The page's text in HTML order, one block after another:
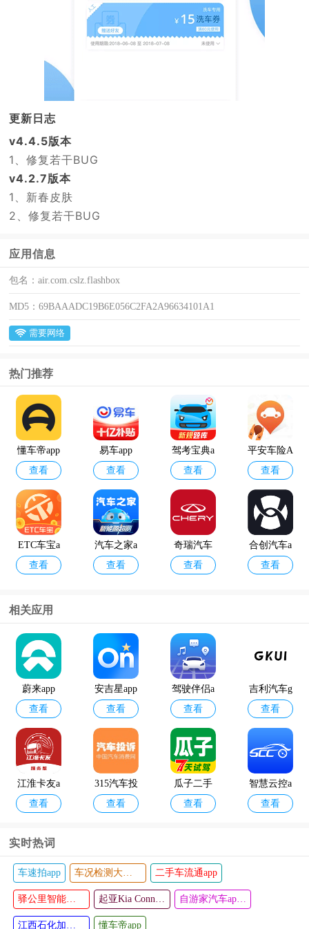
更新日志
v4.4.5版本
1、修复若干BUG
v4.2.7版本
1、新春皮肤
2、修复若干BUG
应用信息
包名：air.com.cslz.flashbox
MD5：69BAAADC19B6E056C2FA2A96634101A1
需要网络
热门推荐
懂车帝app
官方正版
查看
易车app
查看
驾考宝典a
pp官方版
查看
平安车险A
PP官方版
查看
ETC车宝a
pp
查看
汽车之家a
pp2024最
查看
奇瑞汽车
官方版app
查看
合创汽车a
pp
查看
车行易app
查看
pp
查看
相关应用
蔚来app
查看
安吉星app
最新版本
查看
驾驶伴侣a
pp
查看
吉利汽车g
kui
查看
江淮卡友a
pp服务版
查看
315汽车投
诉app
查看
瓜子二手
车
查看
智慧云控a
pp
查看
广汽传祺a
pp
查看
元贝驾考2
025年最新
版
查看
实时热词
懂车帝2024最新版本 懂车帝二手车app
懂车帝旧版本 白菜二手车app
爱卡汽车app 优信二手车app